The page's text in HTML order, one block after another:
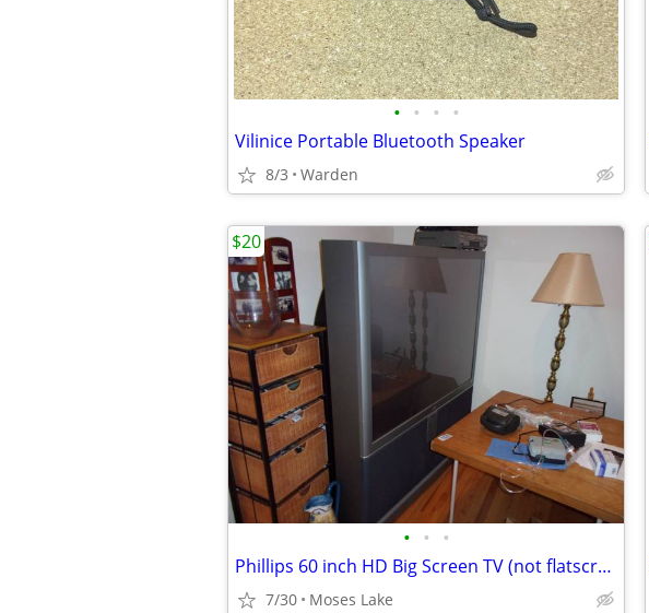
• • • •
Vilinice Portable Bluetooth Speaker
8/3 Warden
• • •
Phillips 60 inch HD Big Screen TV (not flatscreen)
7/30 Moses Lake
$20